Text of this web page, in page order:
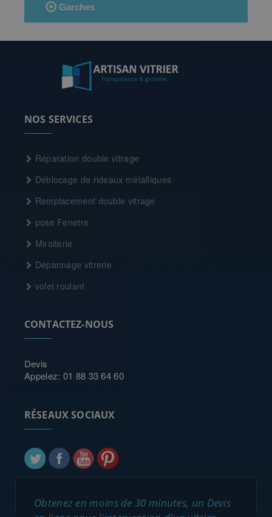
Garches
NOS SERVICES
Réparation double vitrage
Déblocage de rideaux métalliques
Remplacement double vitrage
pose Fenetre
Miroiterie
Dépannage vitrerie
volet roulant
CONTACTEZ-NOUS
Devis
Appelez: 01 88 33 64 60
RÉSEAUX SOCIAUX
Obtenez en moins de 30 minutes, un Devis